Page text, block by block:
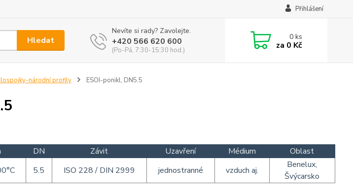
Přihlášení
Hledat
Nevíte si rady? Zavolejte.
+420 566 620 600
(Po-Pá, 7:30-15:30 hod.)
0ks
za 0 Kč
národní profily ESOI-ponikl, DN5.5
DN Závit Uzavření Médium
Oblast
5.5 ISO 228 / DIN 2999 jednostranné vzduch aj.
Benelux,
Švýcarsko